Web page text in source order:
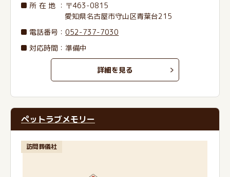
所在地 ：〒463-0815
愛知県名古屋市守山区青葉台215
電話番号 ：052-737-7030
対応時間：準備中
詳細を見る
ペットラブメモリー
訪問葬儀社